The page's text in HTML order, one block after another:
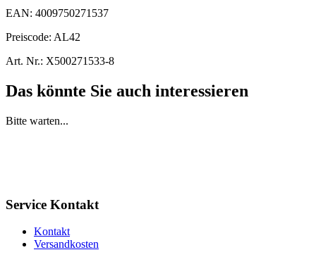
EAN: 4009750271537
Preiscode: AL42
Art. Nr.: X500271533-8
Das könnte Sie auch interessieren
Bitte warten...
Service Kontakt
Kontakt
Versandkosten